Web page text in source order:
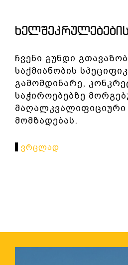
ჩვენი გუნდი
საქმიანობის
გამომდინარე,
საჭიროებებზე
მაღალკვალიფიციური
მომზადებას.
Ვრცლად